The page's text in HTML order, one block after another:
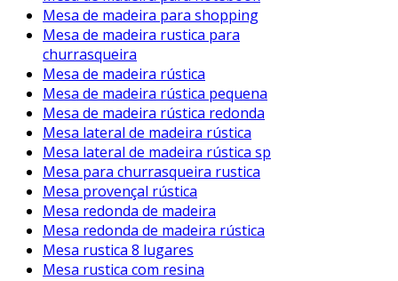
Mesa de madeira para shopping
Mesa de madeira rustica para
churrasqueira
Mesa de madeira rústica
Mesa de madeira rústica pequena
Mesa de madeira rústica redonda
Mesa lateral de madeira rústica
Mesa lateral de madeira rústica sp
Mesa para churrasqueira rustica
Mesa provençal rústica
Mesa redonda de madeira
Mesa redonda de madeira rústica
Mesa rustica 8 lugares
Mesa rustica com resina